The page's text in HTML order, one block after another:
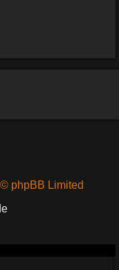
phpBB Limited